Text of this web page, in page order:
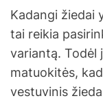
Kadangi žiedai
tai reikia
variantą. Todėl
matuokitės,
vestuvinis